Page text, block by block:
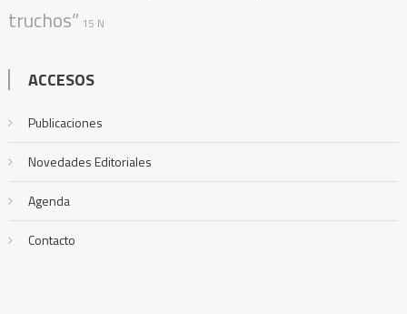
truchos” 15 N
ACCESOS
Publicaciones
Novedades Editoriales
Agenda
Contacto